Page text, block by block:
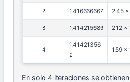
2 1.416666667 2.45 ×
3 1.414215686 2.12 ×
4
1.41421356
2
1.59 ×
En solo 4 iteraciones se